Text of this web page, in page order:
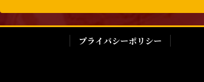
プライバシーポリシー